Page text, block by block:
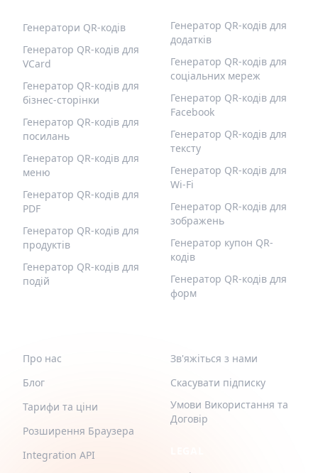
Генератори QR-кодів
Генератор QR-кодів для
VCard
Генератор QR-кодів для
бізнес-сторінки
Генератор QR-кодів для
посилань
Генератор QR-кодів для
меню
Генератор QR-кодів для
PDF
Генератор QR-кодів для
продуктів
Генератор QR-кодів для
подій
Генератор QR-кодів для
додатків
Генератор QR-кодів для
соціальних мереж
Генератор QR-кодів для
Facebook
Генератор QR-кодів для
тексту
Генератор QR-кодів для
Wi-Fi
Генератор QR-кодів для
зображень
Генератор купон QR-
кодів
Генератор QR-кодів для
форм
Про нас
Блог
Тарифи та ціни
Розширення Браузера
Integration API
Зв'яжіться з нами
Скасувати підписку
Умови Використання та
Договір